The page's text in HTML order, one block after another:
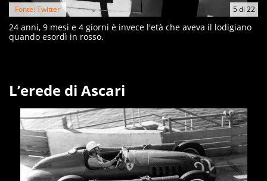
5di 22
Fonte: Twitter
24 anni, 9 mesi e 4 giorni è invece l'età che aveva il lodigiano
quando esordì in rosso.
L’erede di Ascari